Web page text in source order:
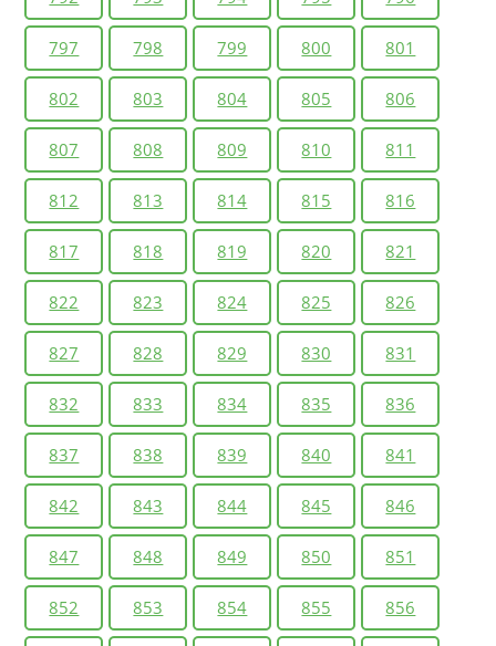
797 798 799 800 801
802 803 804 805 806
807 808 809 810 811
812 813 814 815 816
817 818 819 820 821
822 823 824 825 826
827 828 829 830 831
832 833 834 835 836
837 838 839 840 841
842 843 844 845 846
847 848 849 850 851
852 853 854 855 856